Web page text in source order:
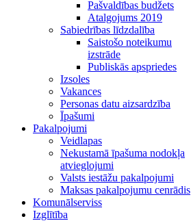
Pašvaldības budžets
Atalgojums 2019
Sabiedrības līdzdalība
Saistošo noteikumu
izstrāde
Publiskās apspriedes
Izsoles
Vakances
Personas datu aizsardzība
Īpašumi
Pakalpojumi
Veidlapas
Nekustamā īpašuma nodokļa
atvieglojumi
Valsts iestāžu pakalpojumi
Maksas pakalpojumu cenrādis
Komunālserviss
Izglītība